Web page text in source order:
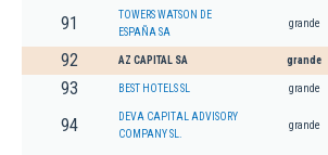
91
TOWERS WATSON DE
ESPAÑA SA
grande
92 AZ CAPITAL SA grande
93 BEST HOTELS SL grande
94
DEVA CAPITAL ADVISORY
COMPANY SL.
grande